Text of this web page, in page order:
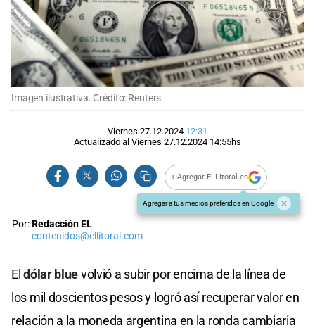
Imagen ilustrativa. Crédito: Reuters
Viernes 27.12.2024 12:31
Actualizado al Viernes 27.12.2024 14:55hs
+ Agregar El Litoral en
Agregar a tus medios preferidos en Google
Por:Redacción EL
contenidos@ellitoral.com
Eldólar bluevolvió a subir por encima de la línea de
los mil doscientos pesos y logró así recuperar valor en
relación a la moneda argentina en la ronda cambiaria